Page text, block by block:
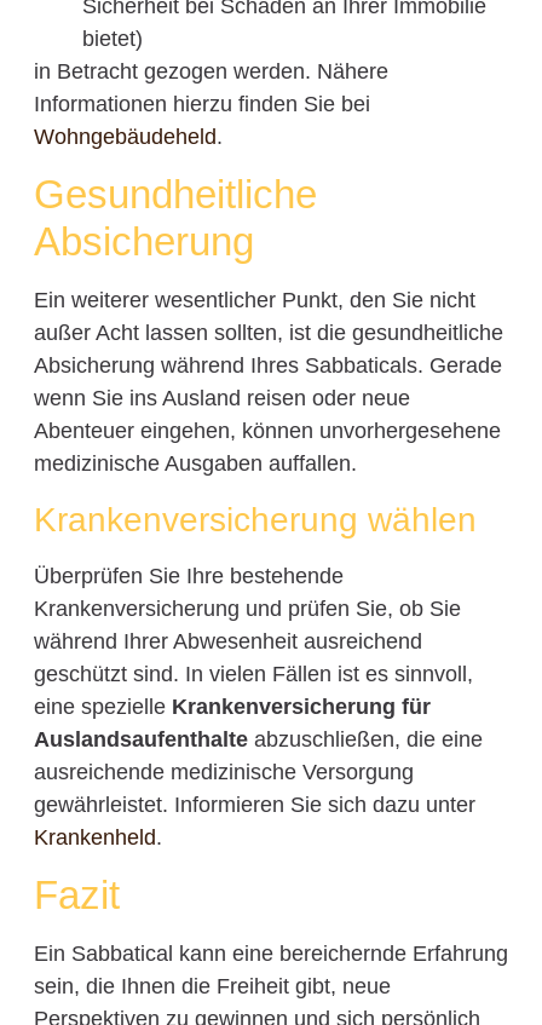
Sicherheit bei Schäden an Ihrer Immobilie
bietet)
in Betracht gezogen werden. Nähere
Informationen hierzu finden Sie bei
Wohngebäudeheld.
Gesundheitliche
Absicherung
Ein weiterer wesentlicher Punkt, den Sie nicht
außer Acht lassen sollten, ist die gesundheitliche
Absicherung während Ihres Sabbaticals. Gerade
wenn Sie ins Ausland reisen oder neue
Abenteuer eingehen, können unvorhergesehene
medizinische Ausgaben auffallen.
Krankenversicherung wählen
Überprüfen Sie Ihre bestehende
Krankenversicherung und prüfen Sie, ob Sie
während Ihrer Abwesenheit ausreichend
geschützt sind. In vielen Fällen ist es sinnvoll,
eine spezielle Krankenversicherung für
Auslandsaufenthalteabzuschließen, die eine
ausreichende medizinische Versorgung
gewährleistet. Informieren Sie sich dazu unter
Krankenheld.
Fazit
Ein Sabbatical kann eine bereichernde Erfahrung
sein, die Ihnen die Freiheit gibt, neue
Perspektiven zu gewinnen und sich persönlich